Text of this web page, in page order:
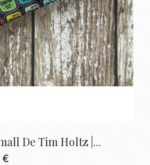
De Tim Holtz |...
€